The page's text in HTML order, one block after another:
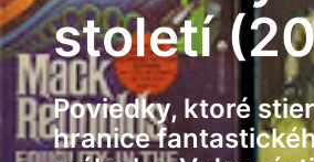
století
Poviedky, ktoré
hranice